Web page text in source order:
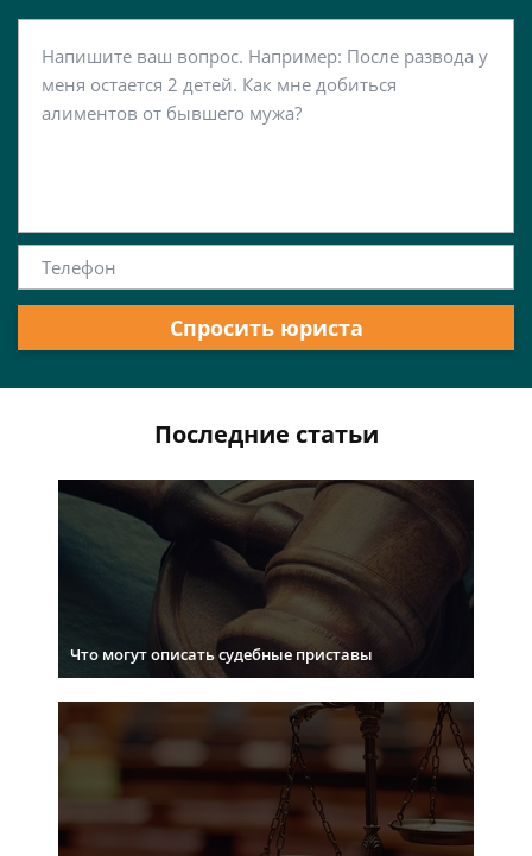
Спросить юриста
Последние статьи
Что могут описать судебные приставы